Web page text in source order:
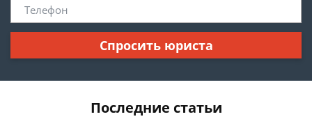
Спросить юриста
Последние статьи